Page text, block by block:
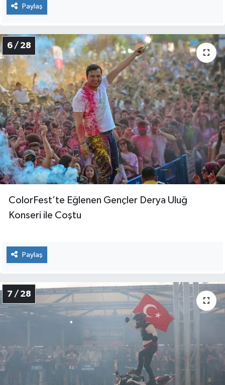
Paylaş
6 / 28
ColorFest’te Eğlenen Gençler Derya Uluğ
Konseri ile Coştu
Paylaş
7 / 28